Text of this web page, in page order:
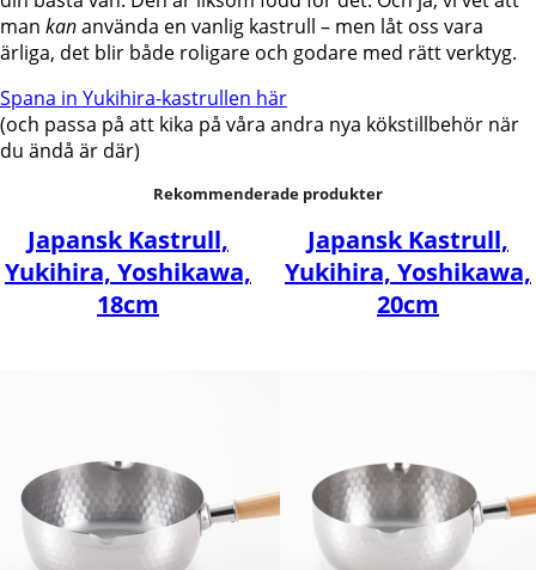
man kananvända en vanlig kastrull – men låt oss vara
ärliga, det blir både roligare och godare med rätt verktyg.
Spana in Yukihira-kastrullen här
(och passa på att kika på våra andra nya kökstillbehör när
du ändå är där)
Rekommenderade produkter
Japansk Kastrull,
Yukihira, Yoshikawa,
18cm
Japansk Kastrull,
Yukihira, Yoshikawa,
20cm